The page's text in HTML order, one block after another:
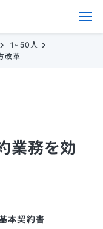
1~50人
改革
業務を効
本契約書